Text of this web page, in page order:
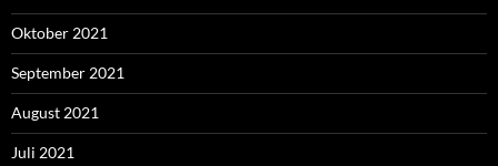
Oktober 2021
September 2021
August 2021
Juli 2021